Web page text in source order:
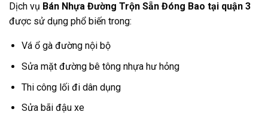
Dịch vụ Bán Nhựa Đường Trộn Sẵn Đóng Bao tại quận 3
được sử dụng phổ biến trong:
Vá ổ gà đường nội bộ
Sửa mặt đường bê tông nhựa hư hỏng
Thi công lối đi dân dụng
Sửa bãi đậu xe